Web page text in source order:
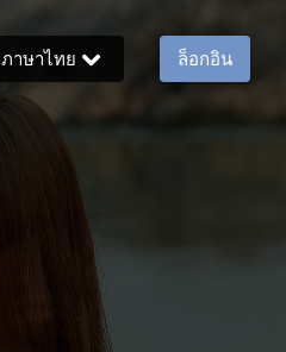
ภาษาไทย ล็อกอิน